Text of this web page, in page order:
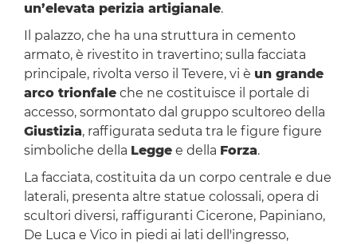
un’elevata perizia artigianale.
Il palazzo, che ha una struttura in cemento
armato, è rivestito in travertino; sulla facciata
principale, rivolta verso il Tevere, vi è un grande
arco trionfaleche ne costituisce il portale di
accesso, sormontato dal gruppo scultoreo della
Giustizia, raffigurata seduta tra le figure figure
simboliche della Leggee della Forza.
La facciata, costituita da un corpo centrale e due
laterali, presenta altre statue colossali, opera di
scultori diversi, raffiguranti Cicerone, Papiniano,
De Luca e Vico in piedi ai lati dell'ingresso,